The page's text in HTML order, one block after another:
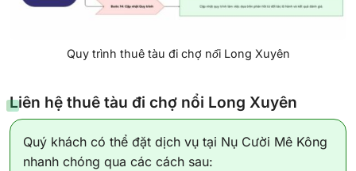
Quy trình thuê tàu đi chợ nổi Long Xuyên
Liên hệ thuê tàu đi chợ nổi Long Xuyên
Quý khách có thể đặt dịch vụ tại Nụ Cười Mê Kông
nhanh chóng qua các cách sau: